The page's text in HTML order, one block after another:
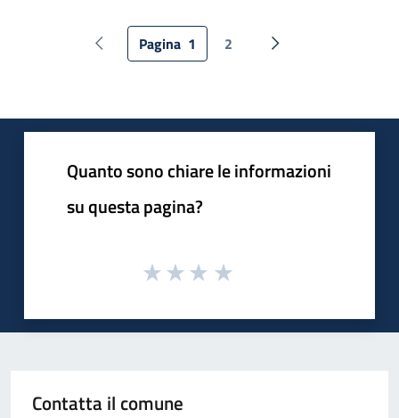
Pagina precedente
Pagina 1 2 Pagina successiva
Quanto sono chiare le informazioni
su questa pagina?
Contatta il comune